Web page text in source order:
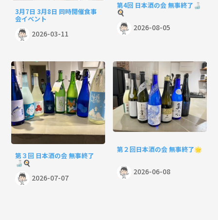
3月7日 3月8日 同時開催食事
会イベント
2026-03-11
第4回 日本酒の会 無事終了🍶
🍳
2026-08-05
第３回 日本酒の会 無事終了
🍶🍳
2026-07-07
第２回日本酒の会 無事終了🌟
2026-06-08